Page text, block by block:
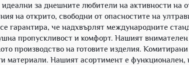
за днешните любители на активности на
на открито, свободни от опасностите на
гарантира, че надхвърлят международните
пропускливост и комфорт. Нашият
производство на готовите изделия.
материали. Нашият асортимент е